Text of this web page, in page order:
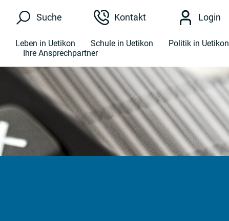
zur Startseite
Direkt zur Hauptnavigation
Direkt zum Inhalt
Direkt zur Suche
Direkt zum Stichwortverzeichnis
Kopfzeile
Suche Kontakt Login
Hauptnavigation
Leben in Uetikon Schule in Uetikon Politik in Uetikon
Ihre Ansprechpartner
Hauptinhalt